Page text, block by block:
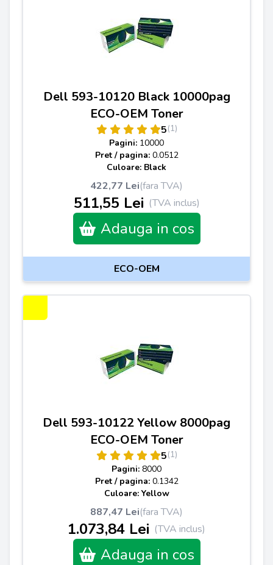
Dell 593-10120 Black 10000pag
ECO-OEM Toner
5(1)
Pagini: 10000
Pret / pagina: 0.0512
Culoare: Black
422,77 Lei(fara TVA)
511,55 Lei (TVA inclus)
Adauga in cos
ECO-OEM
Dell 593-10122 Yellow 8000pag
ECO-OEM Toner
5(1)
Pagini: 8000
Pret / pagina: 0.1342
Culoare: Yellow
887,47 Lei(fara TVA)
1.073,84 Lei (TVA inclus)
Adauga in cos